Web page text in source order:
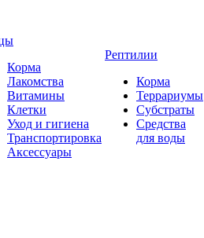
Корма
Лакомства
Витамины
Клетки
Уход и гигиена
Транспортировка
Аксессуары
Рептилии
Корма
Террариумы
Субстраты
Средства
для воды